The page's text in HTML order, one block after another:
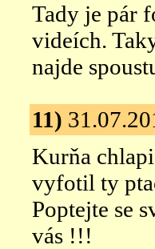
Tady je pár
videích.
najde
11)
Kurňa
vyfotil ty
Poptejte se
vás !!!